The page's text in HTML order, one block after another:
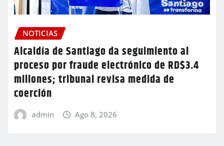
NOTICIAS
Alcaldía de Santiago da seguimiento al
proceso por fraude electrónico de RD$3.4
millones; tribunal revisa medida de
coerción
admin Ago 8, 2026